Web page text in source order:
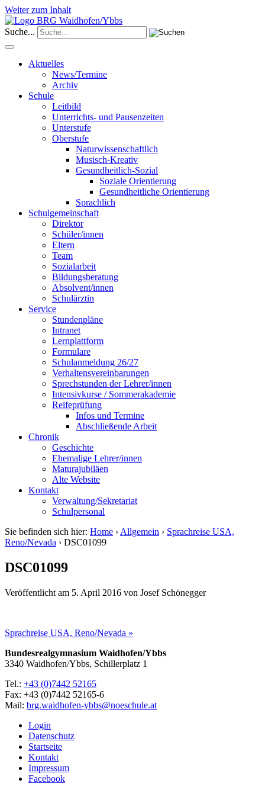
Weiter zum Inhalt
Suche...
Aktuelles
News/Termine
Archiv
Schule
Leitbild
Unterrichts- und Pausenzeiten
Unterstufe
Oberstufe
Naturwissenschaftlich
Musisch-Kreativ
Gesundheitlich-Sozial
Soziale Orientierung
Gesundheitliche Orientierung
Sprachlich
Schulgemeinschaft
Direktor
Schüler/innen
Eltern
Team
Sozialarbeit
Bildungsberatung
Absolvent/innen
Schulärztin
Service
Stundenpläne
Intranet
Lernplattform
Formulare
Schulanmeldung 26/27
Verhaltensvereinbarungen
Sprechstunden der Lehrer/innen
Intensivkurse / Sommerakademie
Reifeprüfung
Infos und Termine
Abschließende Arbeit
Chronik
Geschichte
Ehemalige Lehrer/innen
Maturajubiläen
Alte Website
Kontakt
Verwaltung/Sekretariat
Schulpersonal
Sie befinden sich hier: Home › Allgemein › Sprachreise USA,
Reno/Nevada › DSC01099
DSC01099
Veröffentlicht am 5. April 2016 von Josef Schönegger
Sprachreise USA, Reno/Nevada »
Bundesrealgymnasium Waidhofen/Ybbs
3340 Waidhofen/Ybbs, Schillerplatz 1
Tel.: +43 (0)7442 52165
Fax: +43 (0)7442 52165-6
Mail: brg.waidhofen-ybbs@noeschule.at
Login
Datenschutz
Startseite
Kontakt
Impressum
Facebook